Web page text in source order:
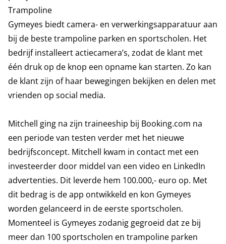
Trampoline
Gymeyes biedt camera- en verwerkingsapparatuur aan
bij de beste trampoline parken en sportscholen. Het
bedrijf installeert actiecamera’s, zodat de klant met
één druk op de knop een opname kan starten. Zo kan
de klant zijn of haar bewegingen bekijken en delen met
vrienden op social media.
Mitchell ging na zijn traineeship bij Booking.com na
een periode van testen verder met het nieuwe
bedrijfsconcept. Mitchell kwam in contact met een
investeerder door middel van een video en LinkedIn
advertenties. Dit leverde hem 100.000,- euro op. Met
dit bedrag is de app ontwikkeld en kon Gymeyes
worden gelanceerd in de eerste sportscholen.
Momenteel is Gymeyes zodanig gegroeid dat ze bij
meer dan 100 sportscholen en trampoline parken